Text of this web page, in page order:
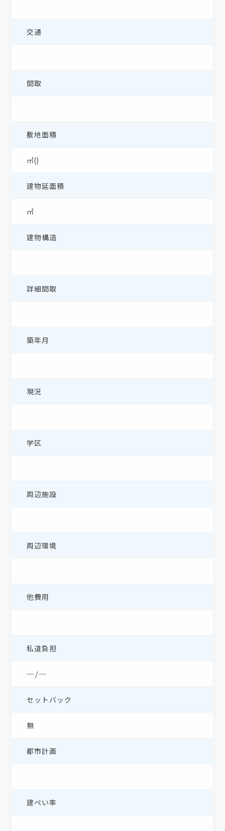
交通
間取
敷地面積
㎡()
建物延面積
㎡
建物構造
詳細間取
築年月
現況
学区
周辺施設
周辺環境
他費用
私道負担
─ / ─
セットバック
無
都市計画
建ぺい率